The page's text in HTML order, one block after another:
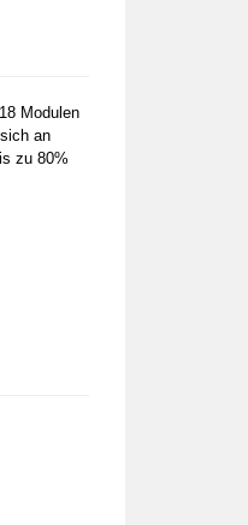
Modulen
an
zu 80%